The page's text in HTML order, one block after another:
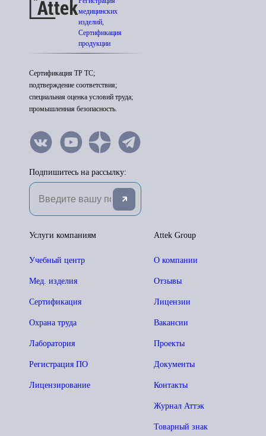
медицинских
изделий,
Сертификация
продукции
Сертификация ТР ТС;
подтверждение соответствия;
специальная оценка условий труда;
промышленная безопасность.
Подпишитесь на рассылку:
Attek Group
О компании
Отзывы
Лицензии
Вакансии
Проекты
Документы
Контакты
Журнал Аттэк
Товарный знак
Услуги компаниям
Учебный центр
Мед. изделия
Сертификация
Охрана труда
Лаборатория
Регистрация ПО
Лицензирование